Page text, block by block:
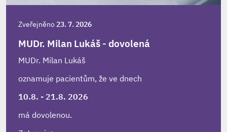
Zveřejněno23. 7. 2026
MUDr. Milan Lukáš - dovolená
MUDr. Milan Lukáš
oznamuje pacientům, že ve dnech
10.8. - 21.8. 2026
má dovolenou.